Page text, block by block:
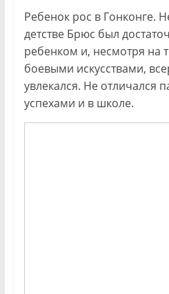
Ребенок рос в Гонконге.
детстве Брюс был
ребенком и, несмотря на
боевыми искусствами,
увлекался. Не отличался
успехами и в школе.